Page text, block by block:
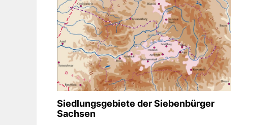
Siedlungsgebiete der Siebenbürger
Sachsen